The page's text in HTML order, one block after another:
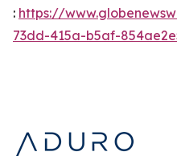
: https://
73dd-415a-b5af-